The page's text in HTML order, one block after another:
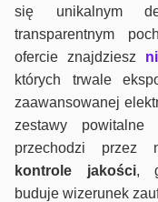
się unikalnym
transparentnym
ofercie znajdziesz
których trwale
zaawansowanej
zestawy powitalne
przechodzi przez
kontrole jakości,
buduje wizerunek